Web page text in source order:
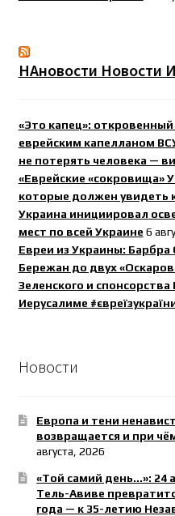
НАновости Новости
«Это капец»:
еврейским капелланом
не потерять человека —
«Еврейские «сокровища»
которые должен увидеть
Украина инициировал
мест по всей Украине 6
Евреи из Украины: Барбра
Бережан до двух
Зеленского и
Иерусалиме
Новости
Европа и тени
возвращается и при
августа, 2026
«Той самий день…»: 24
Тель-Авиве
года — к 35-летию